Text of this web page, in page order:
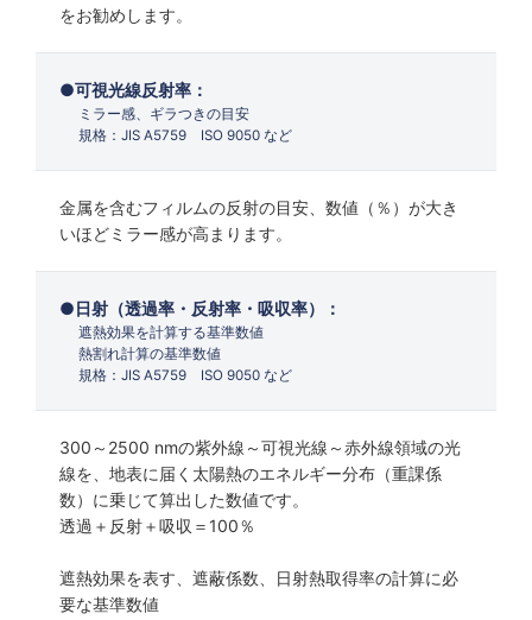
をお勧めします。
可視光線反射率：
ミラー感、ギラつきの目安
規格：JIS A5759 ISO 9050 など
金属を含むフィルムの反射の目安、数値（％）が大き
いほどミラー感が高まります。
日射（透過率・反射率・吸収率）：
遮熱効果を計算する基準数値
熱割れ計算の基準数値
規格：JIS A5759 ISO 9050 など
300～2500 nmの紫外線～可視光線～赤外線領域の光
線を、地表に届く太陽熱のエネルギー分布（重課係
数）に乗じて算出した数値です。
透過＋反射＋吸収＝100％
遮熱効果を表す、遮蔽係数、日射熱取得率の計算に必
要な基準数値